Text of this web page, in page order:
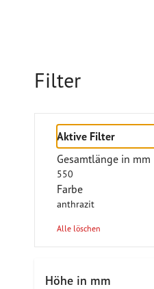
Filter
Aktive Filter
Gesamtlänge in mm
550
Farbe
anthrazit
Alle löschen
Höhe in mm